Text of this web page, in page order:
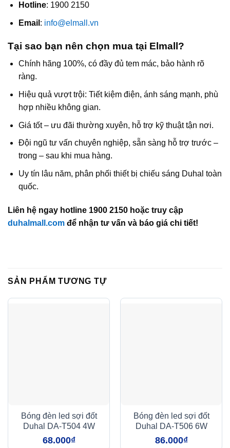
Hotline: 1900 2150
Email : info@elmall.vn
Tại sao bạn nên chọn mua tại Elmall?
Chính hãng 100%, có đầy đủ tem mác, bảo hành rõ
ràng.
Hiệu quả vượt trội: Tiết kiệm điện, ánh sáng mạnh, phù
hợp nhiều không gian.
Giá tốt – ưu đãi thường xuyên, hỗ trợ kỹ thuật tận nơi.
Đội ngũ tư vấn chuyên nghiệp, sẵn sàng hỗ trợ trước –
trong – sau khi mua hàng.
Uy tín lâu năm, phân phối thiết bị chiếu sáng Duhal toàn
quốc.
Liên hệ ngay hotline 1900 2150 hoặc truy cập
duhalmall.com để nhận tư vấn và báo giá chi tiết!
SẢN PHẨM TƯƠNG TỰ
Bóng đèn led sợi đốt
Duhal DA-T504 4W
68.000₫
Bóng đèn led sợi đốt
Duhal DA-T506 6W
86.000₫